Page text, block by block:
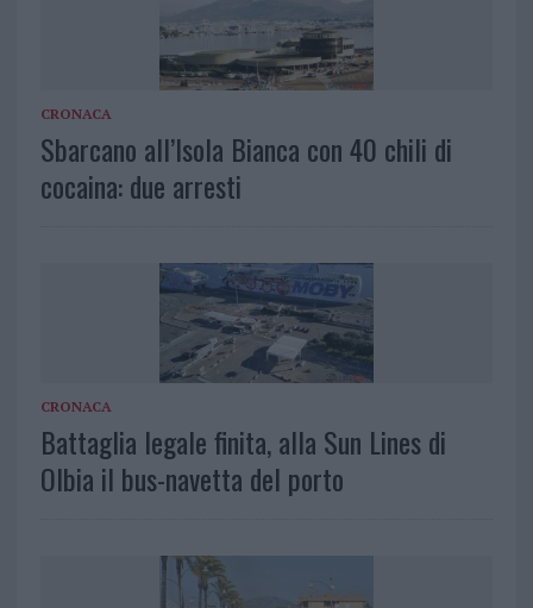
CRONACA
Sbarcano all’Isola Bianca con 40 chili di
cocaina: due arresti
CRONACA
Battaglia legale finita, alla Sun Lines di
Olbia il bus-navetta del porto